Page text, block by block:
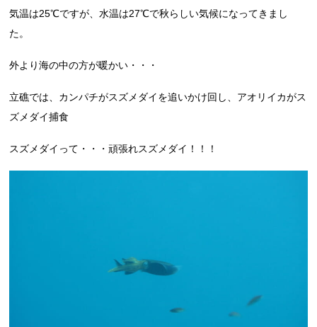
気温は25℃ですが、水温は27℃で秋らしい気候になってきまし
た。
外より海の中の方が暖かい・・・
立礁では、カンパチがスズメダイを追いかけ回し、アオリイカがス
ズメダイ捕食
スズメダイって・・・頑張れスズメダイ！！！